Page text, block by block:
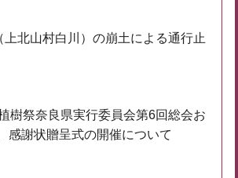
上北山村白川）の崩土による通行止
樹祭奈良県実行委員会第6回総会お
感謝状贈呈式の開催について